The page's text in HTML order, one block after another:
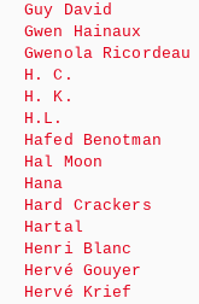
Guy David
Gwen Hainaux
Gwenola Ricordeau
H. C.
H. K.
H.L.
Hafed Benotman
Hal Moon
Hana
Hard Crackers
Hartal
Henri Blanc
Hervé Gouyer
Hervé Krief